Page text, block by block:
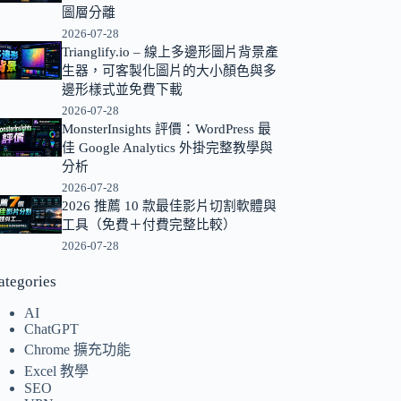
圖層分離
2026-07-28
Trianglify.io – 線上多邊形圖片背景產
生器，可客製化圖片的大小顏色與多
邊形樣式並免費下載
2026-07-28
MonsterInsights 評價：WordPress 最
佳 Google Analytics 外掛完整教學與
分析
2026-07-28
2026 推薦 10 款最佳影片切割軟體與
工具（免費＋付費完整比較）
2026-07-28
AI
ChatGPT
Chrome 擴充功能
Excel 教學
SEO